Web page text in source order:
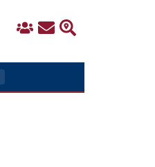
IngresoContacto
Buscar